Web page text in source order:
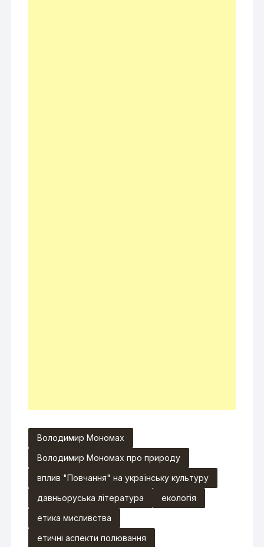
Володимир Мономах
Володимир Мономах про природу
вплив "Повчання" на українську культуру
давньоруська література
екологія
етика мисливства
етичні аспекти полювання